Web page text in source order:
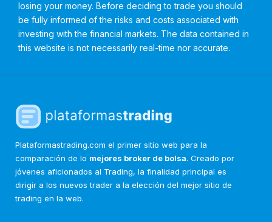
losing your money. Before deciding to trade you should
be fully informed of the risks and costs associated with
investing with the financial markets. The data contained in
this website is not necessarily real-time nor accurate.
Plataformastrading.com el primer sitio web para la
comparación de lo mejores broker de bolsa. Creado por
jóvenes aficionados al Trading, la finalidad principal es
dirigir a los nuevos trader a la elección del mejor sitio de
trading en la web.